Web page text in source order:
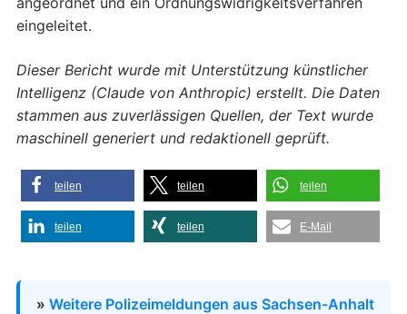
eingeleitet.
Dieser Bericht wurde mit Unterstützung künstlicher
Intelligenz (Claude von Anthropic) erstellt. Die Daten
stammen aus zuverlässigen Quellen, der Text wurde
maschinell generiert und redaktionell geprüft.
teilen teilen teilen
teilen teilen E-Mail
» Weitere Polizeimeldungen aus Sachsen-Anhalt